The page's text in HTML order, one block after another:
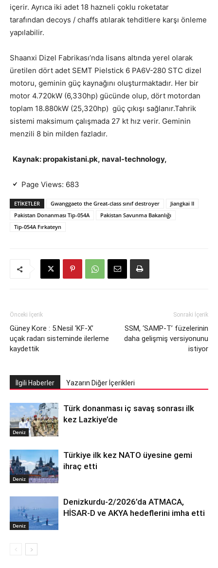
içerir. Ayrıca iki adet 18 hazneli çoklu roketatar
tarafından decoys / chaffs atılarak tehditlere karşı önleme
yapılabilir.
Shaanxi Dizel Fabrikası’nda lisans altında yerel olarak
üretilen dört adet SEMT Pielstick 6 PA6V-280 STC dizel
motoru, geminin güç kaynağını oluşturmaktadır. Her bir
motor 4.720kW (6,330hp) gücünde olup, dört motordan
toplam 18.880kW (25,320hp) güç çıkışı sağlanır.Tahrik
sistemi maksimum çalışmada 27 kt hız verir. Geminin
menzili 8 bin milden fazladır.
Kaynak:propakistani.pk, naval-technology,
Page Views: 683
ETIKETLER Gwanggaeto the Great-class sınıf destroyer
Jiangkai II
Pakistan Donanması Tip-054A
Pakistan Savunma Bakanlığı
Tip-054A Fırkateyn
Önceki İçerik
Güney Kore : 5.Nesil ‘KF-X’
uçak radarı sisteminde ilerleme
kaydettik
Sonraki İçerik
SSM, ‘SAMP-T’ füzelerinin
daha gelişmiş versiyonunu
istiyor
İlgili Haberler Yazarın Diğer İçerikleri
Deniz
Türk donanması iç savaş sonrası ilk
kez Lazkiye’de
Deniz
Türkiye ilk kez NATO üyesine gemi
ihraç etti
Deniz
Denizkurdu-2/2026’da ATMACA,
HİSAR-D ve AKYA hedeflerini imha etti